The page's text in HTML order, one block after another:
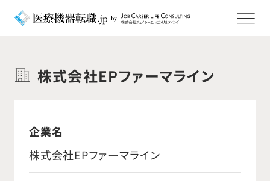
株式会社EPファーマライン
企業名
株式会社EPファーマライン